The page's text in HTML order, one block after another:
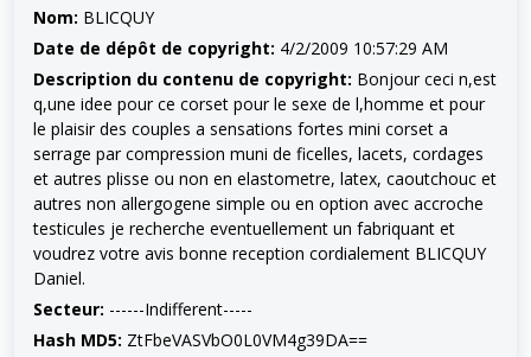
Nom: BLICQUY
Date de dépôt de copyright: 4/2/2009 10:57:29 AM
Description du contenu de copyright: Bonjour ceci n,est
q,une idee pour ce corset pour le sexe de l,homme et pour
le plaisir des couples a sensations fortes mini corset a
serrage par compression muni de ficelles, lacets, cordages
et autres plisse ou non en elastometre, latex, caoutchouc et
autres non allergogene simple ou en option avec accroche
testicules je recherche eventuellement un fabriquant et
voudrez votre avis bonne reception cordialement BLICQUY
Daniel.
Secteur: ------Indifferent-----
Hash MD5: ZtFbeVASVbO0L0VM4g39DA==